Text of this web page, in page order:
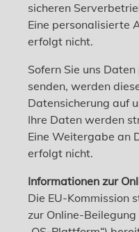
sicheren
Eine personalisierte
erfolgt nicht.
Sofern Sie uns
senden, werden
Datensicherung auf
Ihre Daten werden
Eine Weitergabe an
erfolgt nicht.
Informationen zur
Die EU-Kommission
zur Online-